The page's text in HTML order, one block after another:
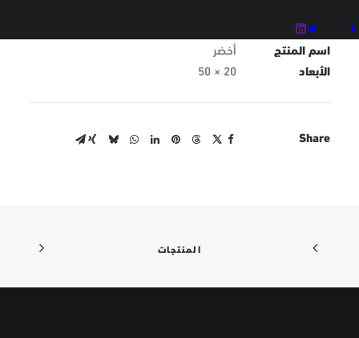
رمز المنتج
اسم المنتج
أخضر
الأبعاد
20 × 50
Share
المنتجات